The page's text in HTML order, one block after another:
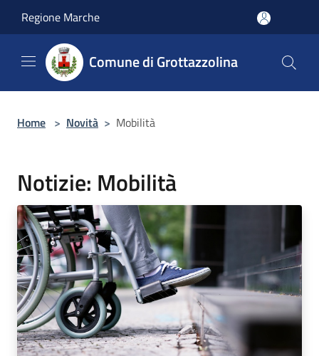
Regione Marche
Comune di Grottazzolina
Home > Novità > Mobilità
Notizie: Mobilità